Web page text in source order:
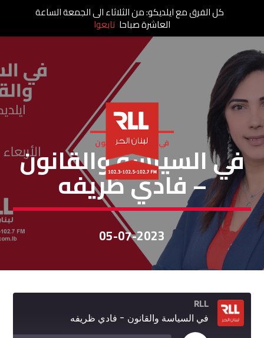
في السياسة والقانون
في السياسة والقانون
– فادي ظريفه
05-07-2023
RLL
في السياسة والقانون - فادي ظريفه
كل الفرق مع ايلديكو: من الثلاثاء الى الجمعة الساعة
العاشرة صباحا تابعوا